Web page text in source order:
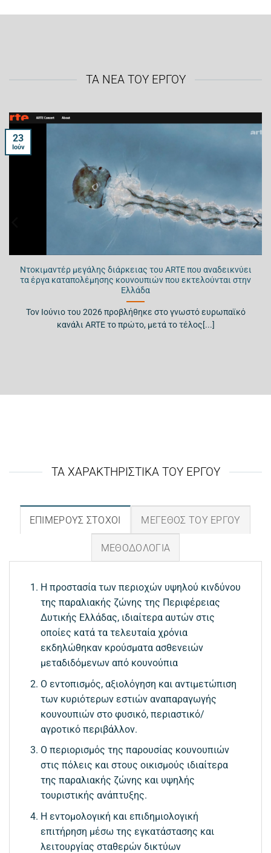
ΤΑ ΝΕΑ ΤΟΥ ΕΡΓΟΥ
Ντοκιμαντέρ μεγάλης διάρκειας του ARTE που αναδεικνύει
τα έργα καταπολέμησης κουνουπιών που εκτελούνται στην
Ελλάδα
Τον Ιούνιο του 2026 προβλήθηκε στο γνωστό ευρωπαϊκό
κανάλι ARTE το πρώτο, μετά το τέλος[...]
23
Ιούν
ΤΑ ΧΑΡΑΚΤΗΡΙΣΤΙΚΑ ΤΟΥ ΕΡΓΟΥ
ΕΠΙΜΕΡΟΥΣ ΣΤΟΧΟΙ ΜΕΓΕΘΟΣ ΤΟΥ ΕΡΓΟΥ
ΜΕΘΟΔΟΛΟΓΙΑ
Η προστασία των περιοχών υψηλού κινδύνου
της παραλιακής ζώνης της Περιφέρειας
Δυτικής Ελλάδας, ιδιαίτερα αυτών στις
οποίες κατά τα τελευταία χρόνια
εκδηλώθηκαν κρούσματα ασθενειών
μεταδιδόμενων από κουνούπια
Ο εντοπισμός, αξιολόγηση και αντιμετώπιση
των κυριότερων εστιών αναπαραγωγής
κουνουπιών στο φυσικό, περιαστικό/
αγροτικό περιβάλλον.
Ο περιορισμός της παρουσίας κουνουπιών
στις πόλεις και στους οικισμούς ιδιαίτερα
της παραλιακής ζώνης και υψηλής
τουριστικής ανάπτυξης.
Η εντομολογική και επιδημιολογική
επιτήρηση μέσω της εγκατάστασης και
λειτουργίας σταθερών δικτύων